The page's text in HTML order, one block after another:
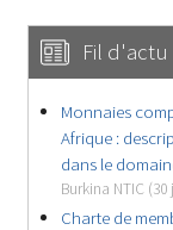
Fil d'actu
Monnaies
Afrique :
dans le
Burkina NTIC (30
Charte de